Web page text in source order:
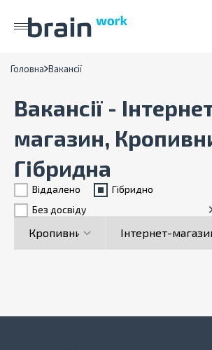
Головна Вакансії
Вакансії -
магазин,
Гібридна
Віддалено
Гiбридно
Без досвіду